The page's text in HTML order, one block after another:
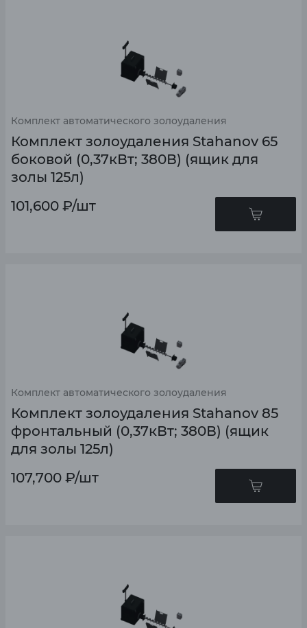
Комплект автоматического золоудаления
Комплект золоудаления Stahanov 65
боковой (0,37кВт; 380В) (ящик для
золы 125л)
101,600 ₽/шт
Комплект автоматического золоудаления
Комплект золоудаления Stahanov 85
фронтальный (0,37кВт; 380В) (ящик
для золы 125л)
107,700 ₽/шт